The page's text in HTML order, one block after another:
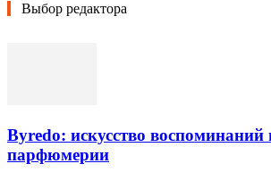
Выбор редактора
Byredo: искусство
парфюмерии